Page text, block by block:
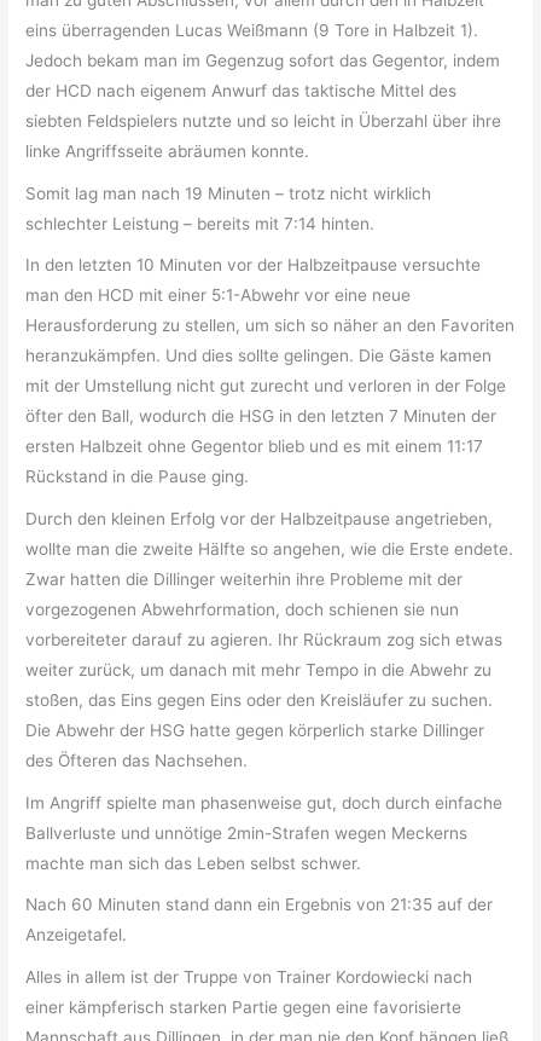
eins überragenden Lucas Weißmann (9 Tore in Halbzeit 1).
Jedoch bekam man im Gegenzug sofort das Gegentor, indem
der HCD nach eigenem Anwurf das taktische Mittel des
siebten Feldspielers nutzte und so leicht in Überzahl über ihre
linke Angriffsseite abräumen konnte.
Somit lag man nach 19 Minuten – trotz nicht wirklich
schlechter Leistung – bereits mit 7:14 hinten.
In den letzten 10 Minuten vor der Halbzeitpause versuchte
man den HCD mit einer 5:1-Abwehr vor eine neue
Herausforderung zu stellen, um sich so näher an den Favoriten
heranzukämpfen. Und dies sollte gelingen. Die Gäste kamen
mit der Umstellung nicht gut zurecht und verloren in der Folge
öfter den Ball, wodurch die HSG in den letzten 7 Minuten der
ersten Halbzeit ohne Gegentor blieb und es mit einem 11:17
Rückstand in die Pause ging.
Durch den kleinen Erfolg vor der Halbzeitpause angetrieben,
wollte man die zweite Hälfte so angehen, wie die Erste endete.
Zwar hatten die Dillinger weiterhin ihre Probleme mit der
vorgezogenen Abwehrformation, doch schienen sie nun
vorbereiteter darauf zu agieren. Ihr Rückraum zog sich etwas
weiter zurück, um danach mit mehr Tempo in die Abwehr zu
stoßen, das Eins gegen Eins oder den Kreisläufer zu suchen.
Die Abwehr der HSG hatte gegen körperlich starke Dillinger
des Öfteren das Nachsehen.
Im Angriff spielte man phasenweise gut, doch durch einfache
Ballverluste und unnötige 2min-Strafen wegen Meckerns
machte man sich das Leben selbst schwer.
Nach 60 Minuten stand dann ein Ergebnis von 21:35 auf der
Anzeigetafel.
Alles in allem ist der Truppe von Trainer Kordowiecki nach
einer kämpferisch starken Partie gegen eine favorisierte
Mannschaft aus Dillingen, in der man nie den Kopf hängen ließ,